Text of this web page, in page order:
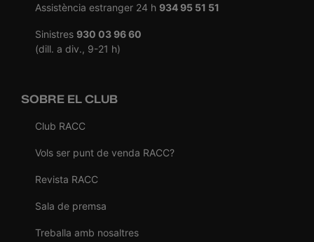
Assistència estranger 24 h 934 95 51 51
Sinistres 930 03 96 60
(dill. a div., 9-21 h)
SOBRE EL CLUB
Club RACC
Vols ser punt de venda RACC?
Revista RACC
Sala de premsa
Treballa amb nosaltres